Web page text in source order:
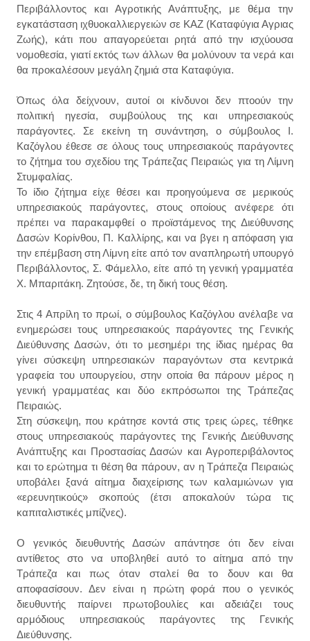
Περιβάλλοντος και Αγροτικής Ανάπτυξης, με θέμα την
εγκατάσταση ιχθυοκαλλιεργειών σε ΚΑΖ (Καταφύγια Αγριας
Ζωής), κάτι που απαγορεύεται ρητά από την ισχύουσα
νομοθεσία, γιατί εκτός των άλλων θα μολύνουν τα νερά και
θα προκαλέσουν μεγάλη ζημιά στα Καταφύγια.
Όπως όλα δείχνουν, αυτοί οι κίνδυνοι δεν πτοούν την
πολιτική ηγεσία, συμβούλους της και υπηρεσιακούς
παράγοντες. Σε εκείνη τη συνάντηση, ο σύμβουλος Ι.
Καζόγλου έθεσε σε όλους τους υπηρεσιακούς παράγοντες
το ζήτημα του σχεδίου της Τράπεζας Πειραιώς για τη Λίμνη
Στυμφαλίας.
Το ίδιο ζήτημα είχε θέσει και προηγούμενα σε μερικούς
υπηρεσιακούς παράγοντες, στους οποίους ανέφερε ότι
πρέπει να παρακαμφθεί ο προϊστάμενος της Διεύθυνσης
Δασών Κορίνθου, Π. Καλλίρης, και να βγει η απόφαση για
την επέμβαση στη Λίμνη είτε από τον αναπληρωτή υπουργό
Περιβάλλοντος, Σ. Φάμελλο, είτε από τη γενική γραμματέα
Χ. Μπαριτάκη. Ζητούσε, δε, τη δική τους θέση.
Στις 4 Απρίλη το πρωί, ο σύμβουλος Καζόγλου ανέλαβε να
ενημερώσει τους υπηρεσιακούς παράγοντες της Γενικής
Διεύθυνσης Δασών, ότι το μεσημέρι της ίδιας ημέρας θα
γίνει σύσκεψη υπηρεσιακών παραγόντων στα κεντρικά
γραφεία του υπουργείου, στην οποία θα πάρουν μέρος η
γενική γραμματέας και δύο εκπρόσωποι της Τράπεζας
Πειραιώς.
Στη σύσκεψη, που κράτησε κοντά στις τρεις ώρες, τέθηκε
στους υπηρεσιακούς παράγοντες της Γενικής Διεύθυνσης
Ανάπτυξης και Προστασίας Δασών και Αγροπεριβάλοντος
και το ερώτημα τι θέση θα πάρουν, αν η Τράπεζα Πειραιώς
υποβάλει ξανά αίτημα διαχείρισης των καλαμιώνων για
«ερευνητικούς» σκοπούς (έτσι αποκαλούν τώρα τις
καπιταλιστικές μπίζνες).
Ο γενικός διευθυντής Δασών απάντησε ότι δεν είναι
αντίθετος στο να υποβληθεί αυτό το αίτημα από την
Τράπεζα και πως όταν σταλεί θα το δουν και θα
αποφασίσουν. Δεν είναι η πρώτη φορά που ο γενικός
διευθυντής παίρνει πρωτοβουλίες και αδειάζει τους
αρμόδιους υπηρεσιακούς παράγοντες της Γενικής
Διεύθυνσης.